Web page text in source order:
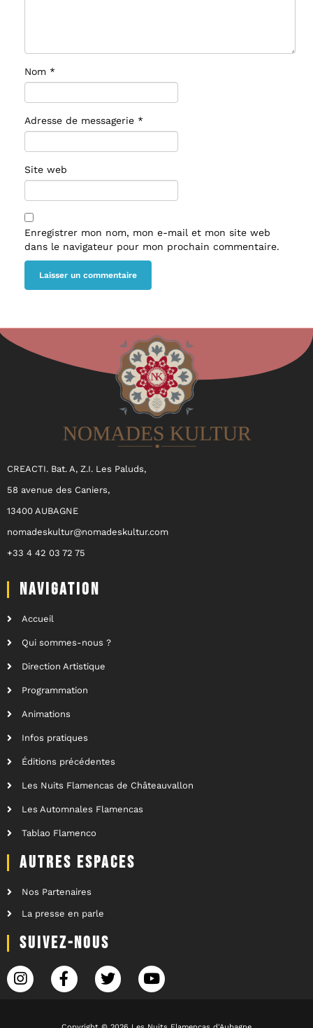
Nom *
Adresse de messagerie *
Site web
Enregistrer mon nom, mon e-mail et mon site web
dans le navigateur pour mon prochain commentaire.
CREACTI. Bat. A, Z.I. Les Paluds,
58 avenue des Caniers,
13400 AUBAGNE
nomadeskultur@nomadeskultur.com
+33 4 42 03 72 75
NAVIGATION
Accueil
Qui sommes-nous ?
Direction Artistique
Programmation
Animations
Infos pratiques
Éditions précédentes
Les Nuits Flamencas de Châteauvallon
Les Automnales Flamencas
Tablao Flamenco
AUTRES ESPACES
Nos Partenaires
La presse en parle
SUIVEZ-NOUS